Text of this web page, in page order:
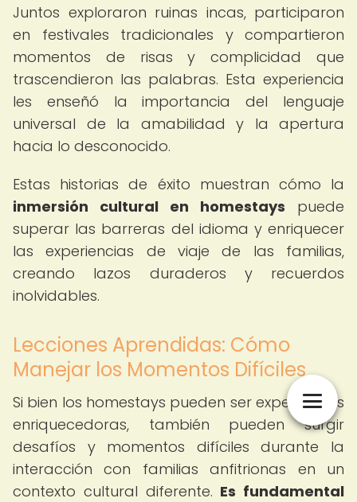
Juntos exploraron ruinas incas, participaron
en festivales tradicionales y compartieron
momentos de risas y complicidad que
trascendieron las palabras. Esta experiencia
les enseñó la importancia del lenguaje
universal de la amabilidad y la apertura
hacia lo desconocido.
Estas historias de éxito muestran cómo la
inmersión cultural en homestays puede
superar las barreras del idioma y enriquecer
las experiencias de viaje de las familias,
creando lazos duraderos y recuerdos
inolvidables.
Lecciones Aprendidas: Cómo
Manejar los Momentos Difíciles
Si bien los homestays pueden ser experiencias
enriquecedoras, también pueden surgir
desafíos y momentos difíciles durante la
interacción con familias anfitrionas en un
contexto cultural diferente. Es fundamental